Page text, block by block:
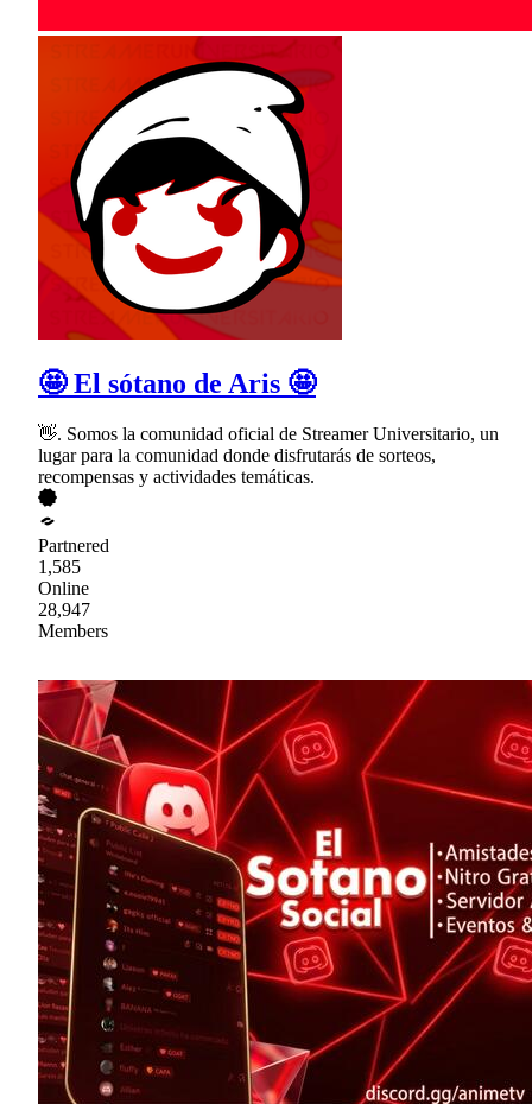
🤩 El sótano de Aris 🤩
👋. Somos la comunidad oficial de Streamer Universitario, un
lugar para la comunidad donde disfrutarás de sorteos,
recompensas y actividades temáticas.
Partnered
1,585
Online
28,947
Members